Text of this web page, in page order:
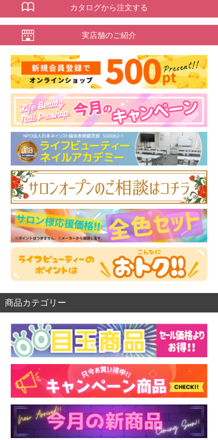
カタログから注文する
実店舗のご紹介
商品カテゴリー